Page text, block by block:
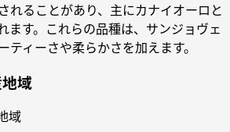
れることがあり、主にカナイオーロと
ます。これらの品種は、サンジョヴェ
ティーさや柔らかさを加えます。
域